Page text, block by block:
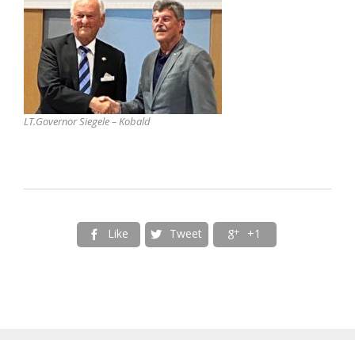
LT.Governor Siegele – Kobald
 Like  Tweet  +1